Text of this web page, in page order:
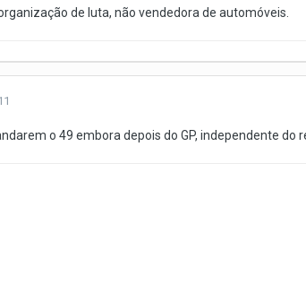
de luta, não vendedora de automóveis.
o 49 embora depois do GP, independente do